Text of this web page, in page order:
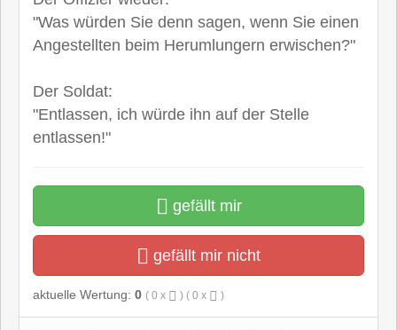
"Was würden Sie denn sagen, wenn Sie einen
Angestellten beim Herumlungern erwischen?"
Der Soldat:
"Entlassen, ich würde ihn auf der Stelle
entlassen!"
gefällt mir
gefällt mir nicht
aktuelle Wertung: 0 ( 0 x ) ( 0 x )